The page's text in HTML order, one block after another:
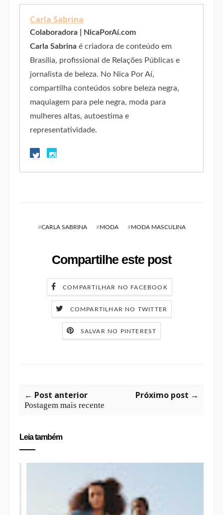
Carla Sabrina
Colaboradora | NicaPorAí.com
Carla Sabrinaé criadora de conteúdo em
Brasília, profissional de Relações Públicas e
jornalista de beleza. No Nica Por Aí,
compartilha conteúdos sobre beleza negra,
maquiagem para pele negra, moda para
mulheres altas, autoestima e
representatividade.
#CARLA SABRINA #MODA #MODA MASCULINA
Compartilhe este post
COMPARTILHAR NO FACEBOOK
COMPARTILHAR NO TWITTER
SALVAR NO PINTEREST
← Post anterior
Postagem mais recente
Próximo post →
Leia também